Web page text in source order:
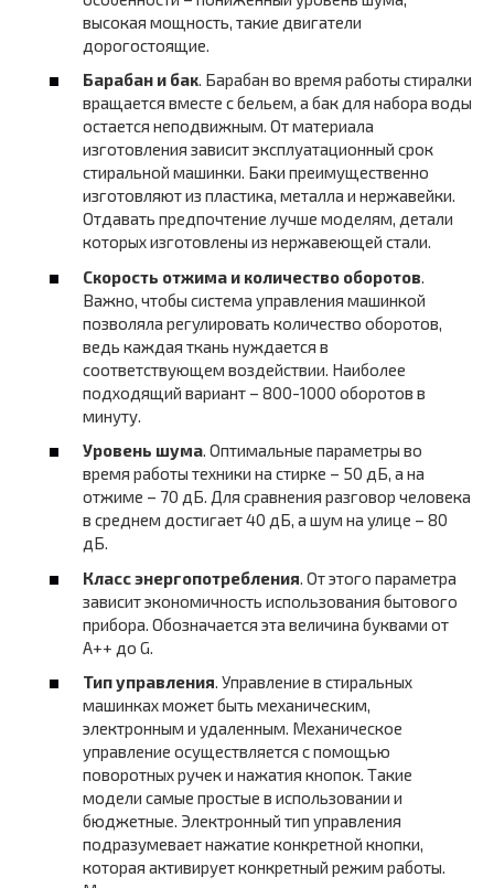
высокая мощность, такие двигатели
дорогостоящие.
Барабан и бак. Барабан во время работы стиралки
вращается вместе с бельем, а бак для набора воды
остается неподвижным. От материала
изготовления зависит эксплуатационный срок
стиральной машинки. Баки преимущественно
изготовляют из пластика, металла и нержавейки.
Отдавать предпочтение лучше моделям, детали
которых изготовлены из нержавеющей стали.
Скорость отжима и количество оборотов.
Важно, чтобы система управления машинкой
позволяла регулировать количество оборотов,
ведь каждая ткань нуждается в
соответствующем воздействии. Наиболее
подходящий вариант – 800-1000 оборотов в
минуту.
Уровень шума. Оптимальные параметры во
время работы техники на стирке – 50 дБ, а на
отжиме – 70 дБ. Для сравнения разговор человека
в среднем достигает 40 дБ, а шум на улице – 80
дБ.
Класс энергопотребления. От этого параметра
зависит экономичность использования бытового
прибора. Обозначается эта величина буквами от
А++ до G.
Тип управления. Управление в стиральных
машинках может быть механическим,
электронным и удаленным. Механическое
управление осуществляется с помощью
поворотных ручек и нажатия кнопок. Такие
модели самые простые в использовании и
бюджетные. Электронный тип управления
подразумевает нажатие конкретной кнопки,
которая активирует конкретный режим работы.